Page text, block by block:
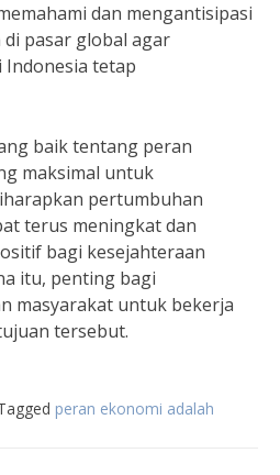
dan mengantisipasi
pasar global agar
tetap
baik tentang peran
maksimal untuk
pertumbuhan
terus meningkat dan
bagi kesejahteraan
itu, penting bagi
masyarakat untuk bekerja
tersebut.
peran ekonomi adalah